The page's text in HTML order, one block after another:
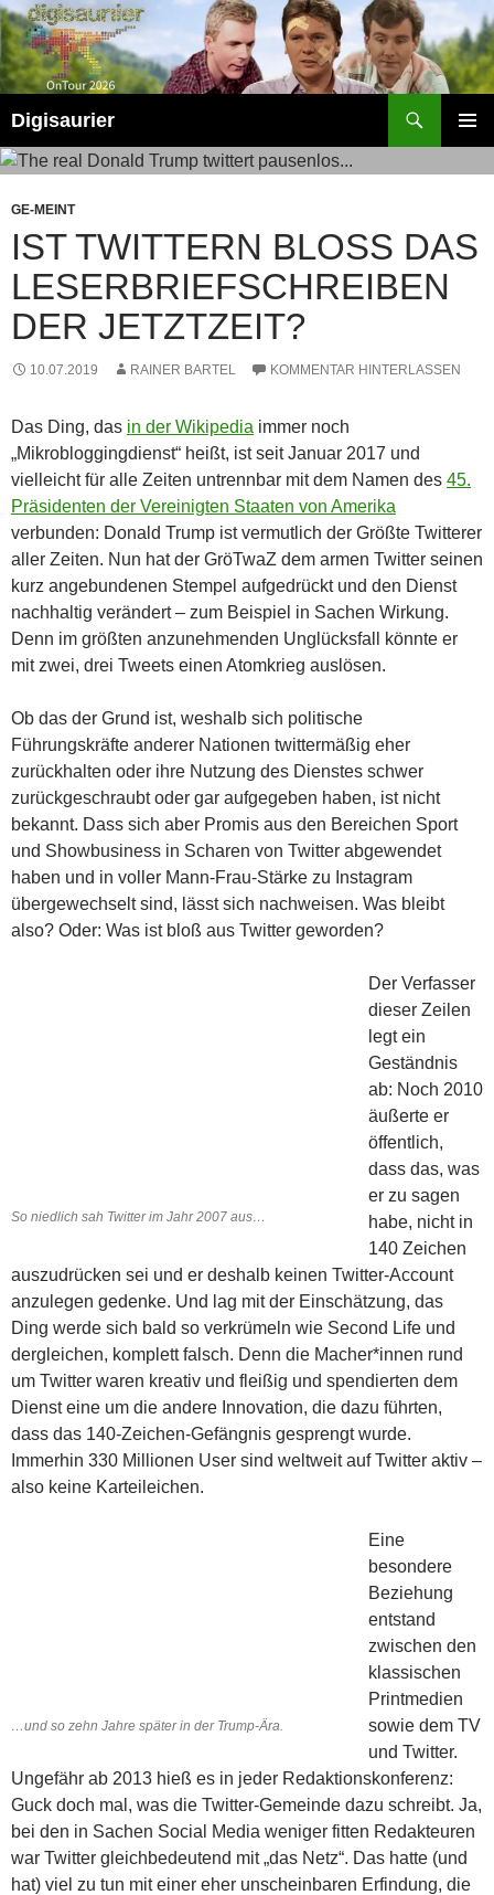
Zum
Inhalt
springen
Digisaurier
GE-MEINT
IST TWITTERN BLOSS DAS L
ESERBRIEFSCHREIBEN D
ER JETZTZEIT?
10.07.2019 RAINER BARTEL KOMMENTAR HINTERLASSEN
Das Ding, das in der Wikipedia immer noch
„Mikrobloggingdienst“ heißt, ist seit Januar 2017 und
vielleicht für alle Zeiten untrennbar mit dem Namen des 45.
Präsidenten der Vereinigten Staaten von Amerika
verbunden: Donald Trump ist vermutlich der Größte Twitterer
aller Zeiten. Nun hat der GröTwaZ dem armen Twitter seinen
kurz angebundenen Stempel aufgedrückt und den Dienst
nachhaltig verändert – zum Beispiel in Sachen Wirkung.
Denn im größten anzunehmenden Unglücksfall könnte er
mit zwei, drei Tweets einen Atomkrieg auslösen.
Ob das der Grund ist, weshalb sich politische
Führungskräfte anderer Nationen twittermäßig eher
zurückhalten oder ihre Nutzung des Dienstes schwer
zurückgeschraubt oder gar aufgegeben haben, ist nicht
bekannt. Dass sich aber Promis aus den Bereichen Sport
und Showbusiness in Scharen von Twitter abgewendet
haben und in voller Mann-Frau-Stärke zu Instagram
übergewechselt sind, lässt sich nachweisen. Was bleibt
also? Oder: Was ist bloß aus Twitter geworden?
So niedlich sah Twitter im Jahr 2007 aus…
Der Verfasser
dieser Zeilen
legt ein
Geständnis
ab: Noch 2010
äußerte er
öffentlich,
dass das, was
er zu sagen
habe, nicht in
140 Zeichen
auszudrücken sei und er deshalb keinen Twitter-Account
anzulegen gedenke. Und lag mit der Einschätzung, das
Ding werde sich bald so verkrümeln wie Second Life und
dergleichen, komplett falsch. Denn die Macher*innen rund
um Twitter waren kreativ und fleißig und spendierten dem
Dienst eine um die andere Innovation, die dazu führten,
dass das 140-Zeichen-Gefängnis gesprengt wurde.
Immerhin 330 Millionen User sind weltweit auf Twitter aktiv –
also keine Karteileichen.
…und so zehn Jahre später in der Trump-Ära.
Eine
besondere
Beziehung
entstand
zwischen den
klassischen
Printmedien
sowie dem TV
und Twitter.
Ungefähr ab 2013 hieß es in jeder Redaktionskonferenz:
Guck doch mal, was die Twitter-Gemeinde dazu schreibt. Ja,
bei den in Sachen Social Media weniger fitten Redakteuren
war Twitter gleichbedeutend mit „das Netz“. Das hatte (und
hat) viel zu tun mit einer eher unscheinbaren Erfindung, die